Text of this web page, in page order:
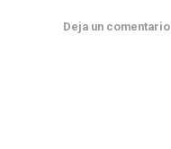
Deja un comentario